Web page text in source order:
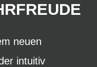
neuen
intuitiv